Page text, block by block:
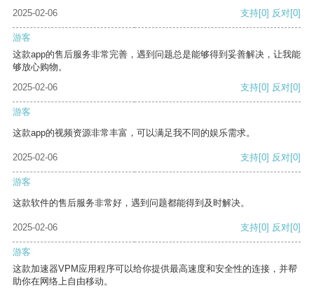
2025-02-06 支持[0] 反对[0]
游客
这款app的售后服务非常完善，遇到问题总是能够得到妥善解决，让我能
够放心购物。
2025-02-06
支持[0] 反对[0]
游客
这款app的视频资源非常丰富，可以满足我不同的娱乐需求。
2025-02-06 支持[0] 反对[0]
游客
这款软件的售后服务非常好，遇到问题都能得到及时解决。
2025-02-06 支持[0] 反对[0]
游客
这款加速器VPM应用程序可以给你提供最高速度和安全性的连接，并帮
助你在网络上自由移动。